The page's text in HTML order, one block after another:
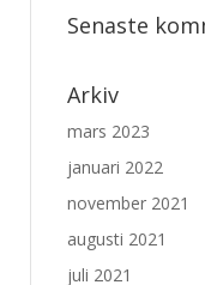
Senaste
Arkiv
mars 2023
januari 2022
november 2021
augusti 2021
juli 2021